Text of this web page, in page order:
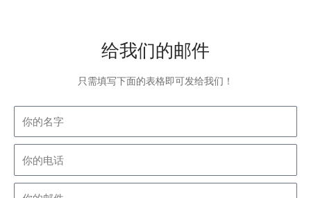
给我们的邮件
只需填写下面的表格即可发给我们！